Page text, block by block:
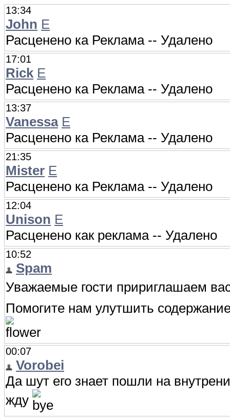
13:34
John E
Расценено ка Реклама -- Удалено
17:01
Rick E
Расценено ка Реклама -- Удалено
13:37
Vanessa E
Расценено ка Реклама -- Удалено
21:35
Mister E
Расценено ка Реклама -- Удалено
12:04
Unison E
Расценено как реклама -- Удалено
10:52
Spam
Уважаемые гости пририглашаем
Помогите нам улутшить
00:07
Vorobei
Да шут его знает пошли на
жду